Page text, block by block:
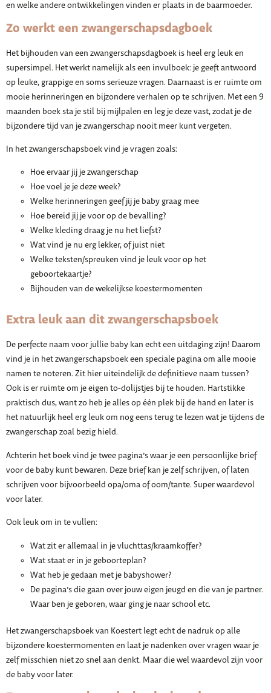
en welke andere ontwikkelingen vinden er plaats in de baarmoeder.
Zo werkt een zwangerschapsdagboek
Het bijhouden van een zwangerschapsdagboek is heel erg leuk en
supersimpel. Het werkt namelijk als een invulboek: je geeft antwoord
op leuke, grappige en soms serieuze vragen. Daarnaast is er ruimte om
mooie herinneringen en bijzondere verhalen op te schrijven. Met een 9
maanden boek sta je stil bij mijlpalen en leg je deze vast, zodat je de
bijzondere tijd van je zwangerschap nooit meer kunt vergeten.
In het zwangerschapsboek vind je vragen zoals:
Hoe ervaar jij je zwangerschap
Hoe voel je je deze week?
Welke herinneringen geef jij je baby graag mee
Hoe bereid jij je voor op de bevalling?
Welke kleding draag je nu het liefst?
Wat vind je nu erg lekker, of juist niet
Welke teksten/spreuken vind je leuk voor op het
geboortekaartje?
Bijhouden van de wekelijkse koestermomenten
Extra leuk aan dit zwangerschapsboek
De perfecte naam voor jullie baby kan echt een uitdaging zijn! Daarom
vind je in het zwangerschapsboek een speciale pagina om alle mooie
namen te noteren. Zit hier uiteindelijk de definitieve naam tussen?
Ook is er ruimte om je eigen to-dolijstjes bij te houden. Hartstikke
praktisch dus, want zo heb je alles op één plek bij de hand en later is
het natuurlijk heel erg leuk om nog eens terug te lezen wat je tijdens de
zwangerschap zoal bezig hield.
Achterin het boek vind je twee pagina’s waar je een persoonlijke brief
voor de baby kunt bewaren. Deze brief kan je zelf schrijven, of laten
schrijven voor bijvoorbeeld opa/oma of oom/tante. Super waardevol
voor later.
Ook leuk om in te vullen:
Wat zit er allemaal in je vluchttas/kraamkoffer?
Wat staat er in je geboorteplan?
Wat heb je gedaan met je babyshower?
De pagina’s die gaan over jouw eigen jeugd en die van je partner.
Waar ben je geboren, waar ging je naar school etc.
Het zwangerschapsboek van Koestert legt echt de nadruk op alle
bijzondere koestermomenten en laat je nadenken over vragen waar je
zelf misschien niet zo snel aan denkt. Maar die wel waardevol zijn voor
de baby voor later.